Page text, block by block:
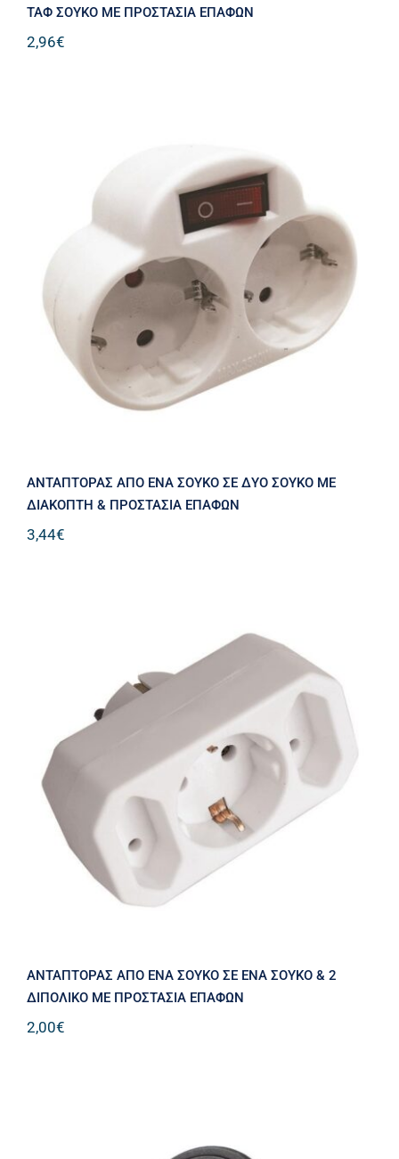
TAΦ ΣΟΥΚΟ ΜΕ ΠΡΟΣΤΑΣΙΑ ΕΠΑΦΩΝ
2,96€
ΑΝΤΑΠΤΟΡΑΣ AΠO ENA ΣΟΥΚΟ ΣE
ΔYO ΣΟΥΚΟ ΜΕ ΔΙΑΚΟΠΤΗ &
ΠΡΟΣΤΑΣΙΑ ΕΠΑΦΩΝ
ΑΝΤΑΠΤΟΡΑΣ AΠO ENA ΣΟΥΚΟ ΣE ΔYO ΣΟΥΚΟ ΜΕ
ΔΙΑΚΟΠΤΗ & ΠΡΟΣΤΑΣΙΑ ΕΠΑΦΩΝ
3,44€
ΑΝΤΑΠΤΟΡΑΣ AΠO ΕΝΑ ΣΟΥΚΟ ΣE
ΕΝΑ ΣΟΥΚΟ & 2 ΔΙΠΟΛΙΚΟ ΜΕ
ΠΡΟΣΤΑΣΙΑ ΕΠΑΦΩΝ
ΑΝΤΑΠΤΟΡΑΣ AΠO ΕΝΑ ΣΟΥΚΟ ΣE ΕΝΑ ΣΟΥΚΟ & 2
ΔΙΠΟΛΙΚΟ ΜΕ ΠΡΟΣΤΑΣΙΑ ΕΠΑΦΩΝ
2,00€